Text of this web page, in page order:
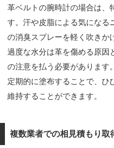
革ベルトの腕時計の場合は、
す。汗や皮脂による気になる
の消臭スプレーを軽く吹きか
過度な水分は革を傷める原因
の注意を払う必要があります
定期的に塗布することで、ひ
維持することができます。
複数業者での相見積もり取